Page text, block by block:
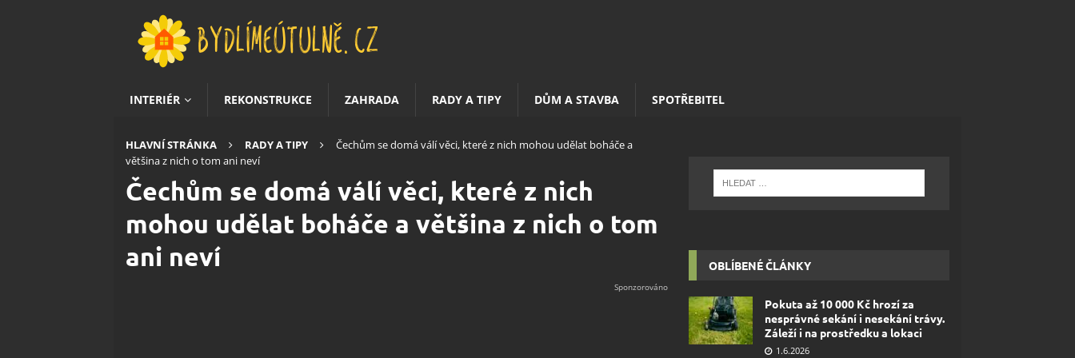
INTERIÉR REKONSTRUKCE ZAHRADA RADY A TIPY DŮM A STAVBA SPOTŘEBITEL
HLAVNÍ STRÁNKA RADY A TIPY
Čechům se domá válí věci, které z nich mohou udělat boháče a
většina z nich o tom ani neví
Čechům se domá válí věci, které z nich
mohou udělat boháče a většina z nich o tom
ani neví
OBLÍBENÉ ČLÁNKY
Pokuta až 10 000 Kč hrozí za
nesprávné sekání i nesekání trávy.
Záleží i na prostředku a lokaci
1.6.2026